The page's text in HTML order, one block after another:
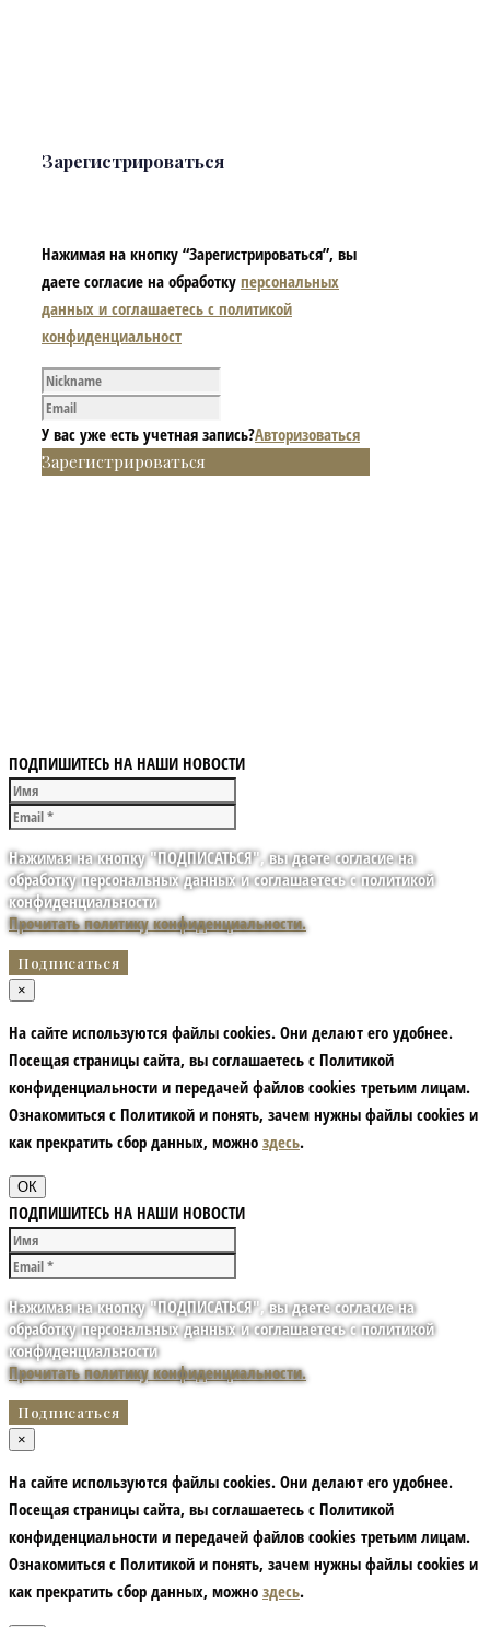
Зарегистрироваться
Нажимая на кнопку “Зарегистрироваться”, вы
даете согласие на обработку персональных
данных и соглашаетесь с политикой
конфиденциальност
У вас уже есть учетная запись?Авторизоваться
Зарегистрироваться
ПОДПИШИТЕСЬ НА НАШИ НОВОСТИ
Нажимая на кнопку "ПОДПИСАТЬСЯ", вы даете согласие на
обработку персональных данных и соглашаетесь с политикой
конфиденциальности
Прочитать политику конфиденциальности.
×
На сайте используются файлы cookies. Они делают его удобнее.
Посещая страницы сайта, вы соглашаетесь с Политикой
конфиденциальности и передачей файлов cookies третьим лицам.
Ознакомиться с Политикой и понять, зачем нужны файлы сookies и
как прекратить сбор данных, можно здесь.
ОК
ПОДПИШИТЕСЬ НА НАШИ НОВОСТИ
Нажимая на кнопку "ПОДПИСАТЬСЯ", вы даете согласие на
обработку персональных данных и соглашаетесь с политикой
конфиденциальности
Прочитать политику конфиденциальности.
×
На сайте используются файлы cookies. Они делают его удобнее.
Посещая страницы сайта, вы соглашаетесь с Политикой
конфиденциальности и передачей файлов cookies третьим лицам.
Ознакомиться с Политикой и понять, зачем нужны файлы сookies и
как прекратить сбор данных, можно здесь.